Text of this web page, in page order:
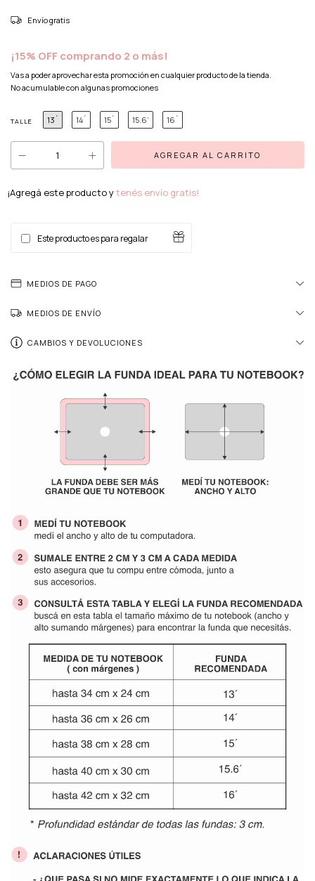
Envío gratis
¡15% OFF comprando 2 o más!
Vas a poder aprovechar esta promoción en cualquier producto de la tienda.
No acumulable con algunas promociones
TALLE 13´ 14´ 15´ 15.6’ 16´
¡Agregá este producto ytenés envío gratis!
Este producto es para regalar
MEDIOS DE PAGO
MEDIOS DE ENVÍO
CAMBIOS Y DEVOLUCIONES